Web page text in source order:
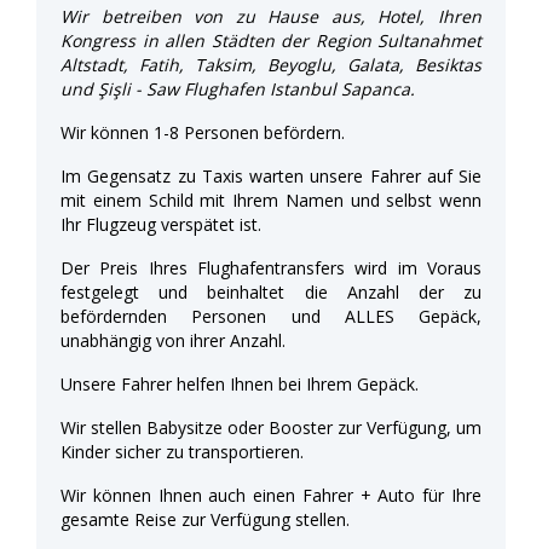
Wir betreiben von zu Hause aus, Hotel, Ihren
Kongress in allen Städten der Region Sultanahmet
Altstadt, Fatih, Taksim, Beyoglu, Galata, Besiktas
und Şişli - Saw Flughafen Istanbul Sapanca.
Wir können 1-8 Personen befördern.
Im Gegensatz zu Taxis warten unsere Fahrer auf Sie
mit einem Schild mit Ihrem Namen und selbst wenn
Ihr Flugzeug verspätet ist.
Der Preis Ihres Flughafentransfers wird im Voraus
festgelegt und beinhaltet die Anzahl der zu
befördernden Personen und ALLES Gepäck,
unabhängig von ihrer Anzahl.
Unsere Fahrer helfen Ihnen bei Ihrem Gepäck.
Wir stellen Babysitze oder Booster zur Verfügung, um
Kinder sicher zu transportieren.
Wir können Ihnen auch einen Fahrer + Auto für Ihre
gesamte Reise zur Verfügung stellen.